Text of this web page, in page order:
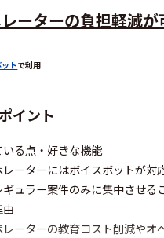
ーターの負担軽減が
トで利用
イント
いる点・好きな機能
レーターにはボイスボットが対
ギュラー案件のみに集中させる
レーターの教育コスト削減やオ